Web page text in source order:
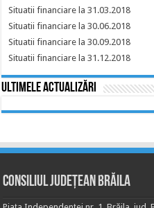
Situatii financiare la 31.03.2018
Situatii financiare la 30.06.2018
Situatii financiare la 30.09.2018
Situatii financiare la 31.12.2018
Ultimele actualizări
Consiliul Județean Brăila